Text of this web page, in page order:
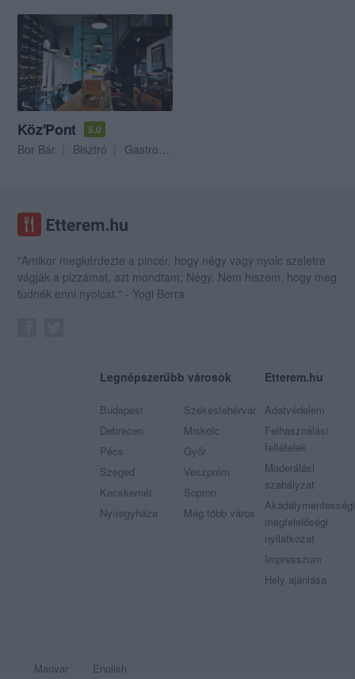
Köz'Pont 5.0
Bor Bár Bisztró Gastropub
"Amikor megkérdezte a pincér, hogy négy vagy nyolc szeletre
vágják a pizzámat, azt mondtam; Négy. Nem hiszem, hogy meg
tudnék enni nyolcat." - Yogi Berra
Legnépszerűbb városok
Budapest
Debrecen
Pécs
Szeged
Kecskemét
Nyíregyháza
Székesfehérvár
Miskolc
Győr
Veszprém
Sopron
Még több város
Etterem.hu
Adatvédelem
Felhasználási
feltételek
Moderálási
szabályzat
Akadálymentességi
megfelelőségi
nyilatkozat
Impresszum
Hely ajánlása
Magyar English